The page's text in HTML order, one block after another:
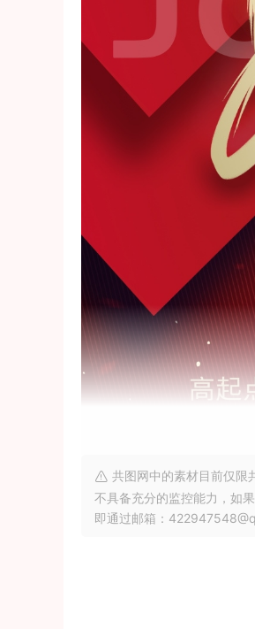
共图网中的素材目前仅限
不具备充分的监控能力，如
即通过邮箱：